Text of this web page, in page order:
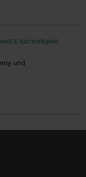
& Nachhaltigkeit
und